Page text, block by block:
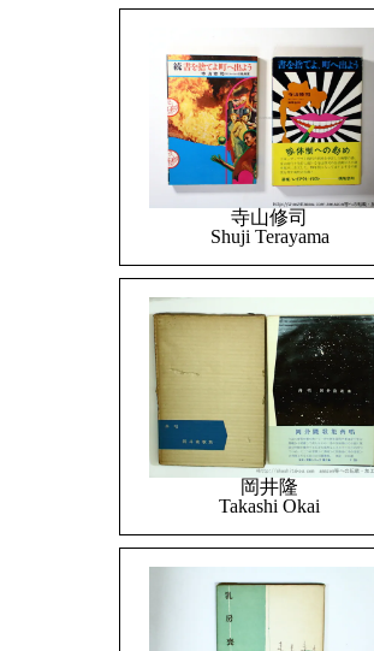
寺山修司
Shuji Terayama
岡井隆
Takashi Okai